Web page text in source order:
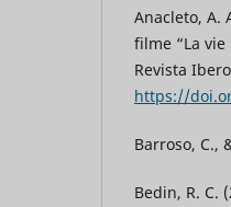
Anacleto, A.
filme “La
Revista
https://
Barroso, C.,
Bedin, R. C.